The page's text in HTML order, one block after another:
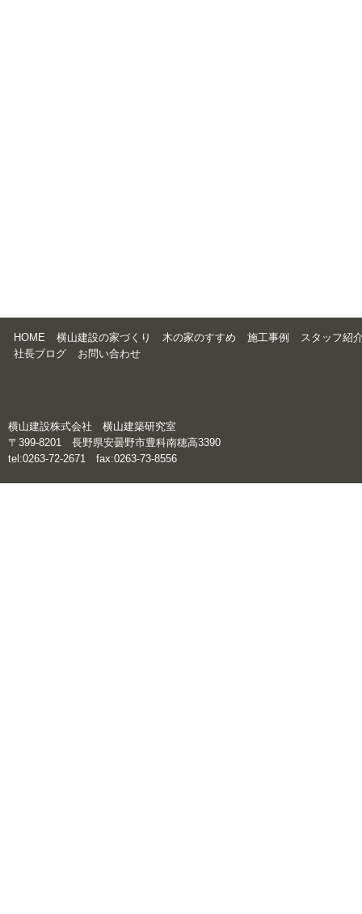
HOME 横山建設の家づくり 木の家のすすめ 施工事例
スタッフ紹
社長ブログ
お問い合わせ
横山建設株式会社 横山建築研究室
〒399-8201 長野県安曇野市豊科南穂高3390
tel:0263-72-2671 fax:0263-73-8556